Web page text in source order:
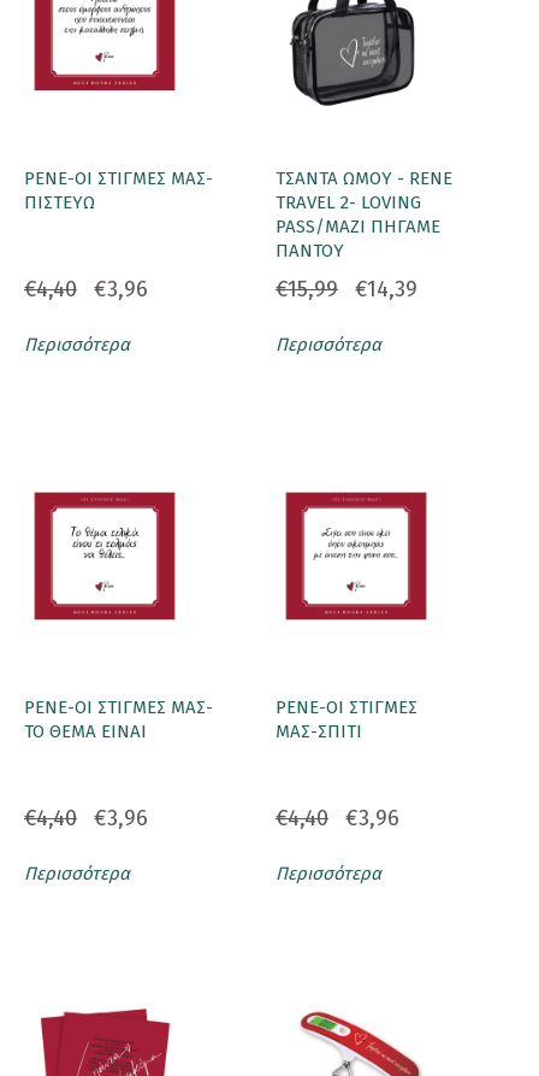
ΡΕΝΕ-ΟΙ ΣΤΙΓΜΕΣ ΜΑΣ-
ΠΙΣΤΕΥΩ
€4,40 €3,96
Περισσότερα
ΤΣΑΝΤΑ ΩΜΟΥ - RENE
TRAVEL 2- LOVING
PASS/ΜΑΖΙ ΠΗΓΑΜΕ
ΠΑΝΤΟΥ
€15,99 €14,39
Περισσότερα
ΡΕΝΕ-ΟΙ ΣΤΙΓΜΕΣ ΜΑΣ-
ΤΟ ΘΕΜΑ EINAI
€4,40 €3,96
Περισσότερα
ΡΕΝΕ-ΟΙ ΣΤΙΓΜΕΣ
ΜΑΣ-ΣΠΙΤΙ
€4,40 €3,96
Περισσότερα